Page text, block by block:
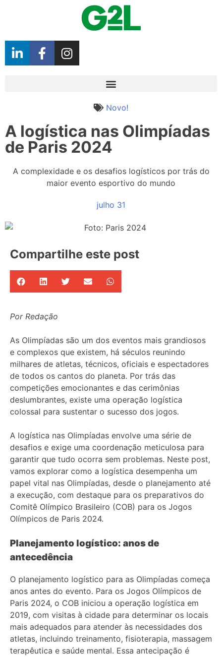
Novo!
A logística nas Olimpíadas
de Paris 2024
A complexidade e os desafios logísticos por trás do
maior evento esportivo do mundo
julho 31
Compartilhe este post
Por Redação
As Olimpíadas são um dos eventos mais grandiosos
e complexos que existem, há séculos reunindo
milhares de atletas, técnicos, oficiais e espectadores
de todos os cantos do planeta. Por trás das
competições emocionantes e das cerimônias
deslumbrantes, existe uma operação logística
colossal para sustentar o sucesso dos jogos.
A logística nas Olimpíadas envolve uma série de
desafios e exige uma coordenação meticulosa para
garantir que tudo ocorra sem problemas. Neste post,
vamos explorar como a logística desempenha um
papel vital nas Olimpíadas, desde o planejamento até
a execução, com destaque para os preparativos do
Comitê Olímpico Brasileiro (COB) para os Jogos
Olímpicos de Paris 2024.
Planejamento logístico: anos de
antecedência
O planejamento logístico para as Olimpíadas começa
anos antes do evento. Para os Jogos Olímpicos de
Paris 2024, o COB iniciou a operação logística em
2019, com visitas à cidade para determinar os locais
mais adequados para atender às necessidades dos
atletas, incluindo treinamento, fisioterapia, massagem
terapêutica e saúde mental. Essa antecipação é